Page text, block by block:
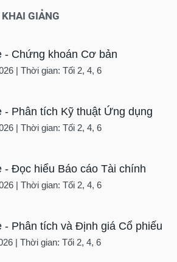
GIẢNG
- Chứng khoán Cơ bản
| Thời gian: Tối 2, 4, 6
- Phân tích Kỹ thuật Ứng dụng
| Thời gian: Tối 2, 4, 6
- Đọc hiểu Báo cáo Tài chính
| Thời gian: Tối 2, 4, 6
- Phân tích và Định giá Cổ phiếu
| Thời gian: Tối 2, 4, 6